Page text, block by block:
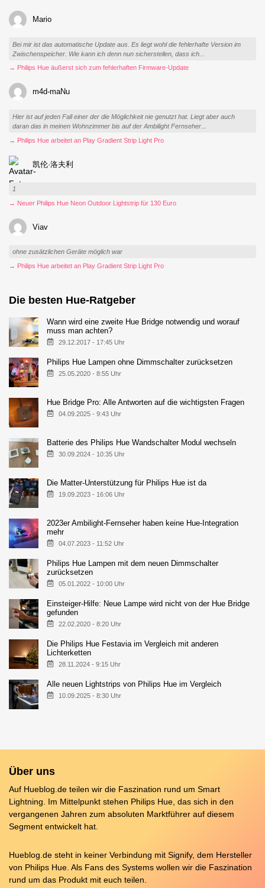
Mario
Bei mir ist das automatische Update aus. Es liegt wohl die fehlerhafte Version im
Zwischenspeicher. Wie kann ich denn nun sicherstellen, dass ich...
→ Philips Hue äußerst sich zum fehlerhaften Firmware-Update
m4d-maNu
Hier ist auf jeden Fall einer der die Möglichkeit nie genutzt hat. Liegt aber auch
daran das in meinen Wohnzimmer bis auf der Ambilight Fernseher...
→ Philips Hue arbeitet an Play Gradient Strip Light Pro
凯伦·洛夫利
1
→ Neuer Philips Hue Neon Outdoor Lightstrip für 130 Euro
Viav
ohne zusätzlichen Geräte möglich war
→ Philips Hue arbeitet an Play Gradient Strip Light Pro
Die besten Hue-Ratgeber
Wann wird eine zweite Hue Bridge notwendig und worauf
muss man achten?
29.12.2017 - 17:45 Uhr
Philips Hue Lampen ohne Dimmschalter zurücksetzen
25.05.2020 - 8:55 Uhr
Hue Bridge Pro: Alle Antworten auf die wichtigsten Fragen
04.09.2025 - 9:43 Uhr
Batterie des Philips Hue Wandschalter Modul wechseln
30.09.2024 - 10:35 Uhr
Die Matter-Unterstützung für Philips Hue ist da
19.09.2023 - 16:06 Uhr
2023er Ambilight-Fernseher haben keine Hue-Integration
mehr
04.07.2023 - 11:52 Uhr
Philips Hue Lampen mit dem neuen Dimmschalter
zurücksetzen
05.01.2022 - 10:00 Uhr
Einsteiger-Hilfe: Neue Lampe wird nicht von der Hue Bridge
gefunden
22.02.2020 - 8:20 Uhr
Die Philips Hue Festavia im Vergleich mit anderen
Lichterketten
28.11.2024 - 9:15 Uhr
Alle neuen Lightstrips von Philips Hue im Vergleich
10.09.2025 - 8:30 Uhr
Über uns
Auf Hueblog.de teilen wir die Faszination rund um Smart
Lightning. Im Mittelpunkt stehen Philips Hue, das sich in den
vergangenen Jahren zum absoluten Marktführer auf diesem
Segment entwickelt hat.
Hueblog.de steht in keiner Verbindung mit Signify, dem Hersteller
von Philips Hue. Als Fans des Systems wollen wir die Faszination
rund um das Produkt mit euch teilen.